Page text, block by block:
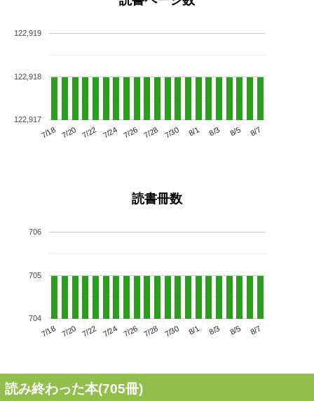
7/18 7/20 7/22 7/24 7/26 7/28 7/30 8/1 8/3 8/5 8/7
122,917
122,918
122,919
読書冊数
7/18 7/20 7/22 7/24 7/26 7/28 7/30 8/1 8/3 8/5 8/7
704
705
706
読み終わった本(705冊)